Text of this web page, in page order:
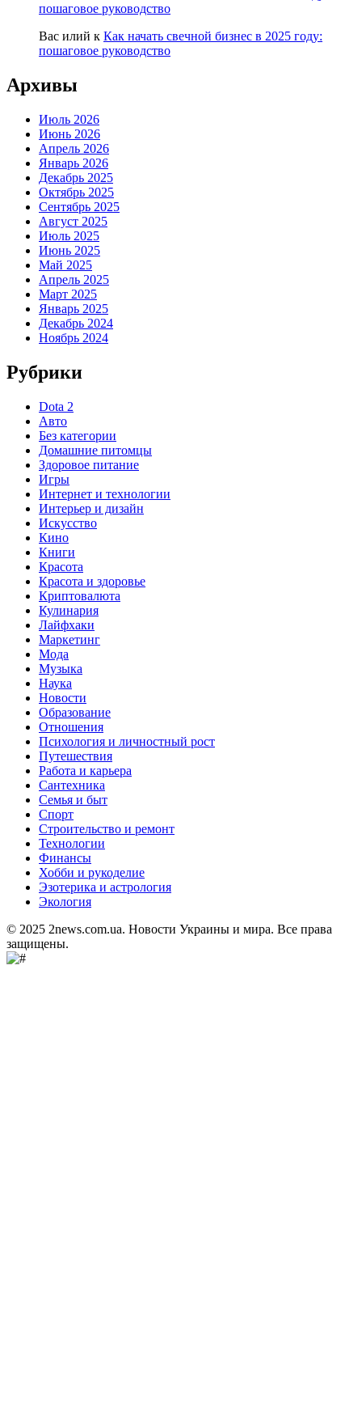
пошаговое руководство
Вас илий к Как начать свечной бизнес в 2025 году:
пошаговое руководство
Архивы
Июль 2026
Июнь 2026
Апрель 2026
Январь 2026
Декабрь 2025
Октябрь 2025
Сентябрь 2025
Август 2025
Июль 2025
Июнь 2025
Май 2025
Апрель 2025
Март 2025
Январь 2025
Декабрь 2024
Ноябрь 2024
Рубрики
Dota 2
Авто
Без категории
Домашние питомцы
Здоровое питание
Игры
Интернет и технологии
Интерьер и дизайн
Искусство
Кино
Книги
Красота
Красота и здоровье
Криптовалюта
Кулинария
Лайфхаки
Маркетинг
Мода
Музыка
Наука
Новости
Образование
Отношения
Психология и личностный рост
Путешествия
Работа и карьера
Сантехника
Семья и быт
Спорт
Строительство и ремонт
Технологии
Финансы
Хобби и рукоделие
Эзотерика и астрология
Экология
© 2025 2news.com.ua. Новости Украины и мира. Все права
защищены.